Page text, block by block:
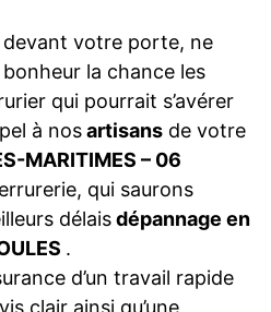
votre porte, ne
la chance les
qui pourrait s’avérer
à nosartisans de votre
MARITIMES – 06
qui saurons
délaisdépannage en
.
d’un travail rapide
clair ainsi qu’une